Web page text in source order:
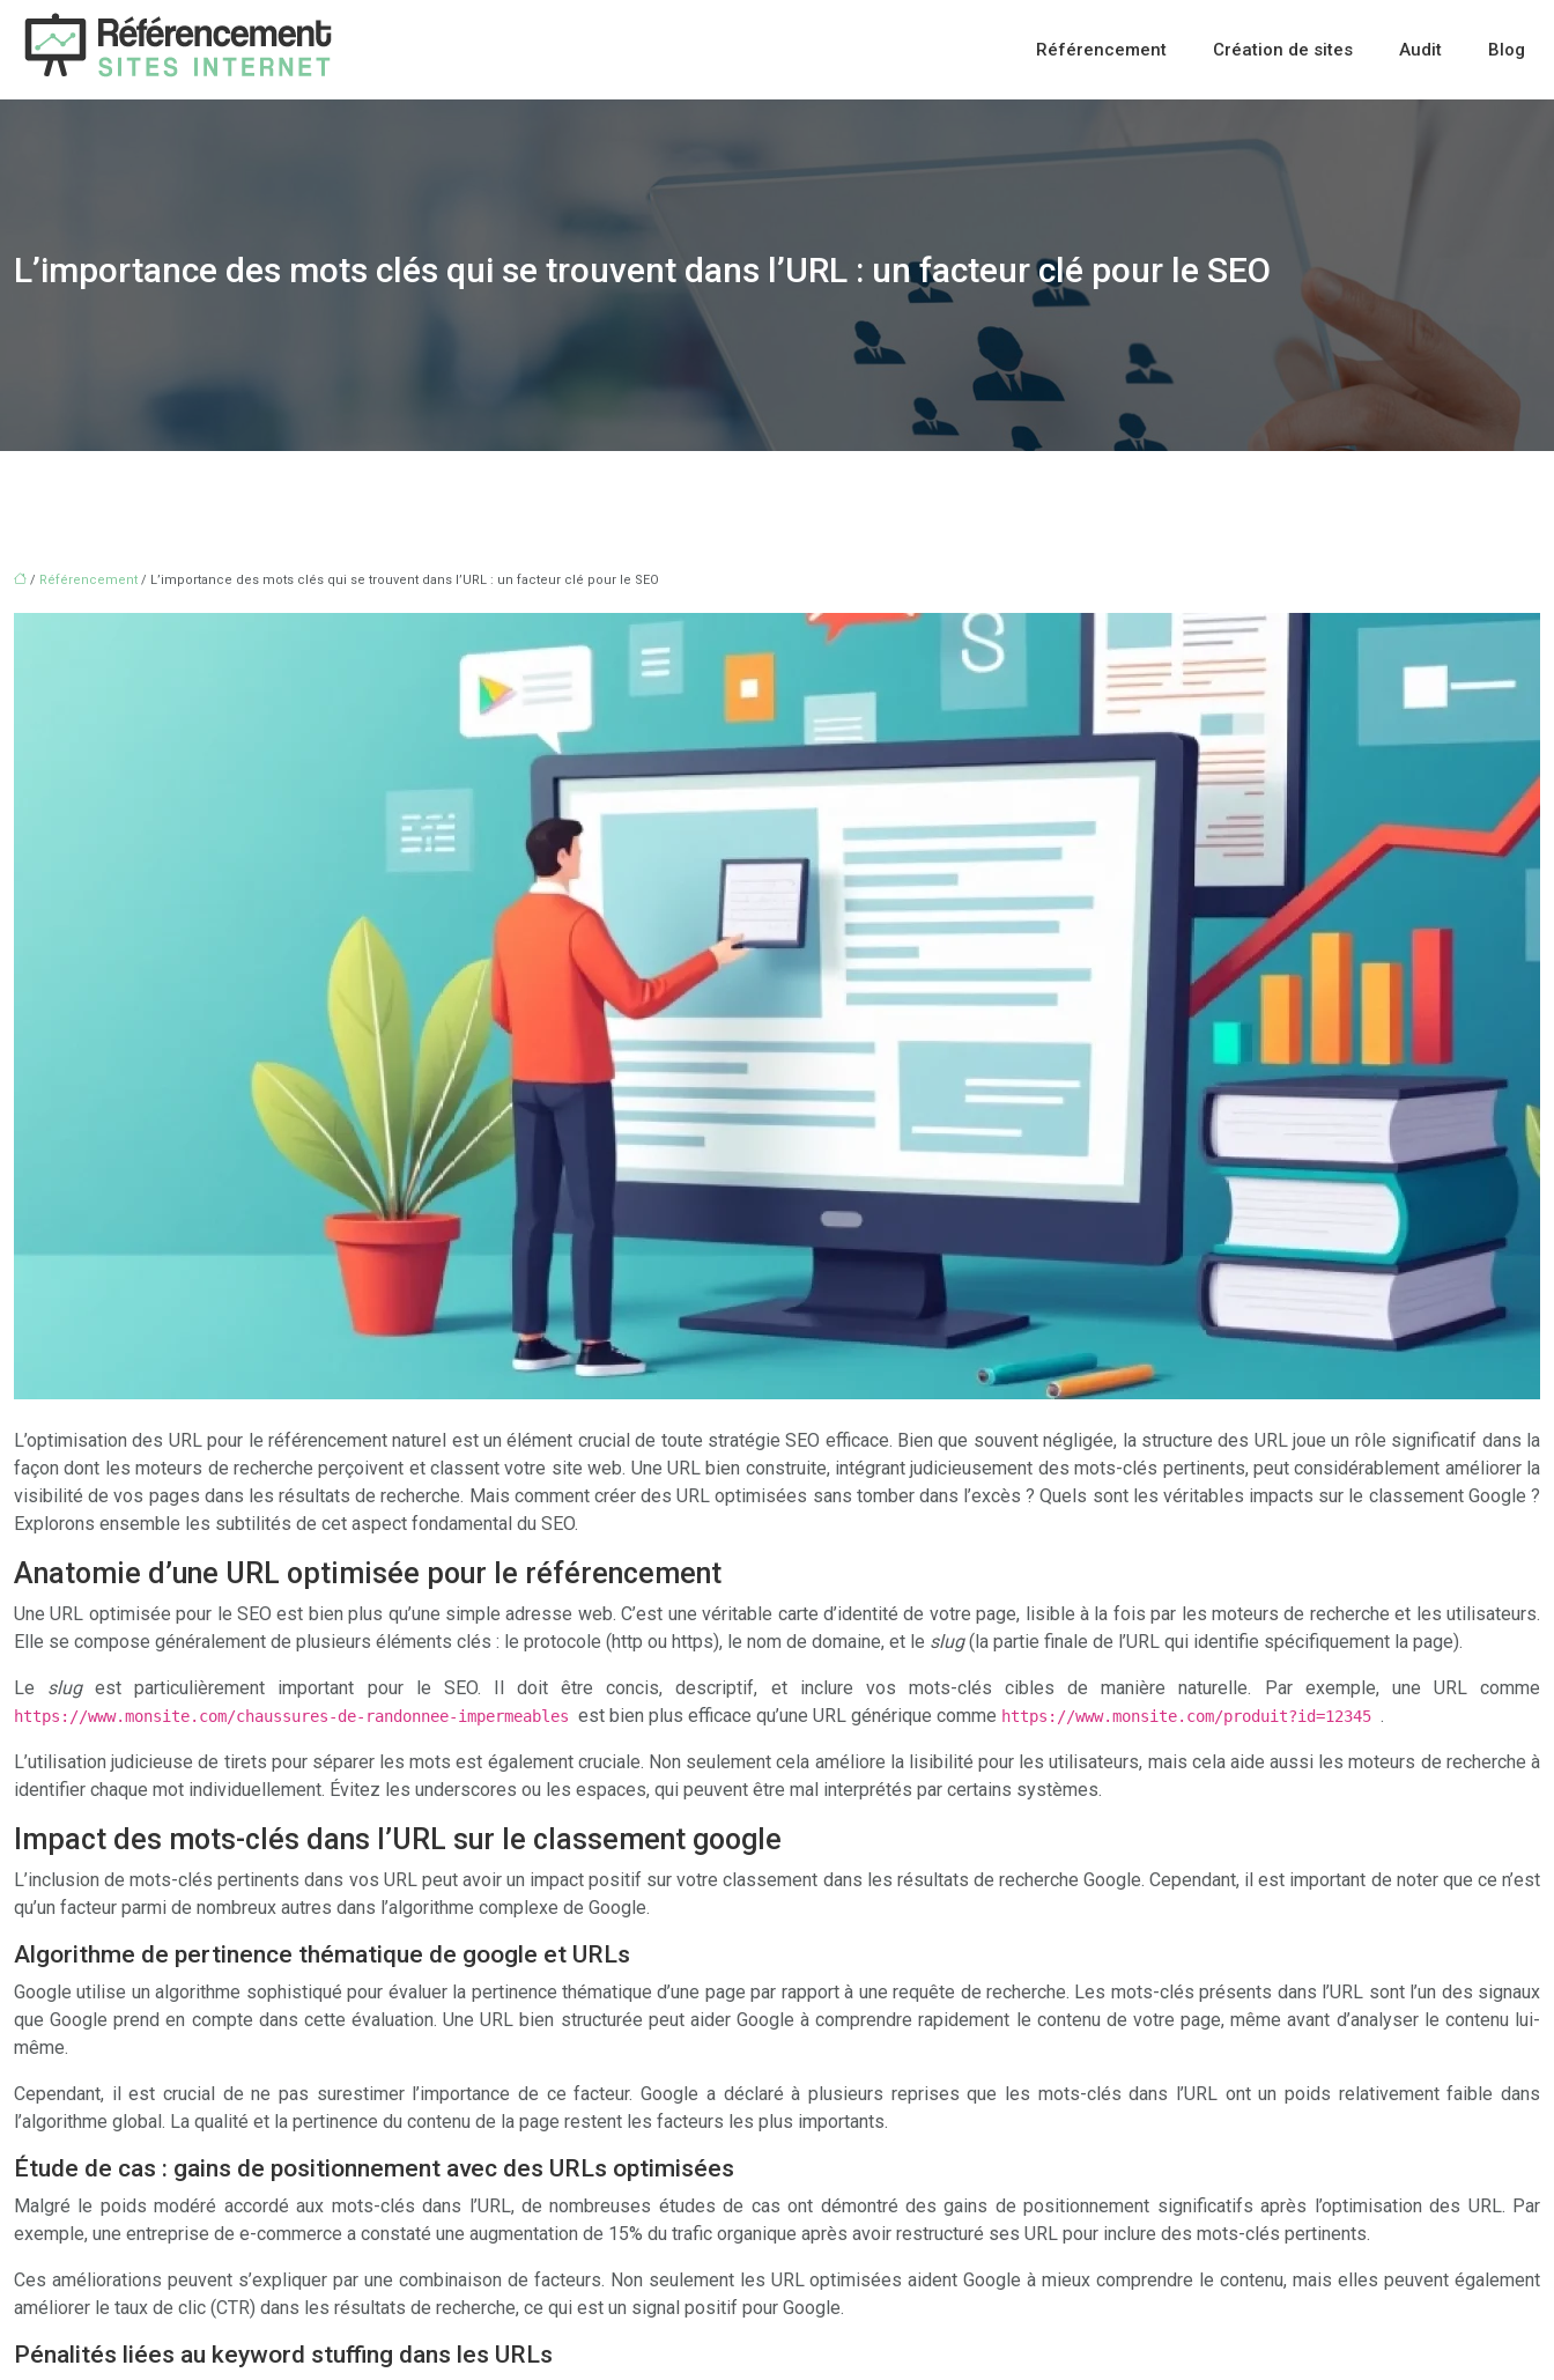
Référencement Création de sites Audit Blog
L’importance des mots clés qui se trouvent dans l’URL : un facteur clé pour le SEO
/ Référencement / L’importance des mots clés qui se trouvent dans l’URL : un facteur clé pour le SEO
L’optimisation des URL pour le référencement naturel est un élément crucial de toute stratégie SEO efficace. Bien que souvent négligée, la structure des URL joue un rôle significatif dans la
façon dont les moteurs de recherche perçoivent et classent votre site web. Une URL bien construite, intégrant judicieusement des mots-clés pertinents, peut considérablement améliorer la
visibilité de vos pages dans les résultats de recherche. Mais comment créer des URL optimisées sans tomber dans l’excès ? Quels sont les véritables impacts sur le classement Google ?
Explorons ensemble les subtilités de cet aspect fondamental du SEO.
Anatomie d’une URL optimisée pour le référencement
Une URL optimisée pour le SEO est bien plus qu’une simple adresse web. C’est une véritable carte d’identité de votre page, lisible à la fois par les moteurs de recherche et les utilisateurs.
Elle se compose généralement de plusieurs éléments clés : le protocole (http ou https), le nom de domaine, et le slug(la partie finale de l’URL qui identifie spécifiquement la page).
Le slugest particulièrement important pour le SEO. Il doit être concis, descriptif, et inclure vos mots-clés cibles de manière naturelle. Par exemple, une URL comme
https://www.monsite.com/chaussures-de-randonnee-impermeables est bien plus efficace qu’une URL générique comme https://www.monsite.com/produit?id=12345 .
L’utilisation judicieuse de tirets pour séparer les mots est également cruciale. Non seulement cela améliore la lisibilité pour les utilisateurs, mais cela aide aussi les moteurs de recherche à
identifier chaque mot individuellement. Évitez les underscores ou les espaces, qui peuvent être mal interprétés par certains systèmes.
Impact des mots-clés dans l’URL sur le classement google
L’inclusion de mots-clés pertinents dans vos URL peut avoir un impact positif sur votre classement dans les résultats de recherche Google. Cependant, il est important de noter que ce n’est
qu’un facteur parmi de nombreux autres dans l’algorithme complexe de Google.
Algorithme de pertinence thématique de google et URLs
Google utilise un algorithme sophistiqué pour évaluer la pertinence thématique d’une page par rapport à une requête de recherche. Les mots-clés présents dans l’URL sont l’un des signaux
que Google prend en compte dans cette évaluation. Une URL bien structurée peut aider Google à comprendre rapidement le contenu de votre page, même avant d’analyser le contenu lui-
même.
Cependant, il est crucial de ne pas surestimer l’importance de ce facteur. Google a déclaré à plusieurs reprises que les mots-clés dans l’URL ont un poids relativement faible dans
l’algorithme global. La qualité et la pertinence du contenu de la page restent les facteurs les plus importants.
Étude de cas : gains de positionnement avec des URLs optimisées
Malgré le poids modéré accordé aux mots-clés dans l’URL, de nombreuses études de cas ont démontré des gains de positionnement significatifs après l’optimisation des URL. Par
exemple, une entreprise de e-commerce a constaté une augmentation de 15% du trafic organique après avoir restructuré ses URL pour inclure des mots-clés pertinents.
Ces améliorations peuvent s’expliquer par une combinaison de facteurs. Non seulement les URL optimisées aident Google à mieux comprendre le contenu, mais elles peuvent également
améliorer le taux de clic (CTR) dans les résultats de recherche, ce qui est un signal positif pour Google.
Pénalités liées au keyword stuffing dans les URLs